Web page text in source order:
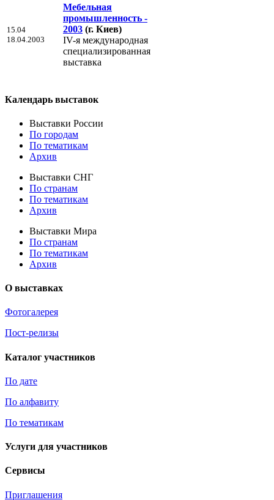
15.04
18.04.2003
Мебельная
промышленность -
2003 (г. Киев)
IV-я международная
специализированная
выставка
Календарь выставок
Выставки России
По городам
По тематикам
Архив
Выставки СНГ
По странам
По тематикам
Архив
Выставки Мира
По странам
По тематикам
Архив
О выставках
Фотогалерея
Пост-релизы
Каталог участников
По дате
По алфавиту
По тематикам
Услуги для участников
Сервисы
Приглашения